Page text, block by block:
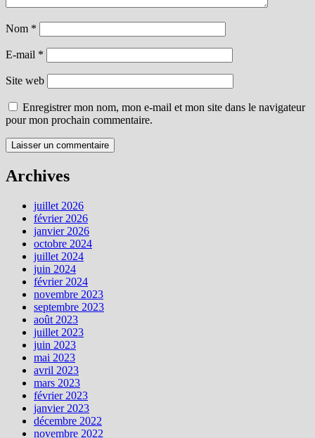
Nom *
E-mail *
Site web
Enregistrer mon nom, mon e-mail et mon site dans le navigateur
pour mon prochain commentaire.
Archives
juillet 2026
février 2026
janvier 2026
octobre 2024
juillet 2024
juin 2024
février 2024
novembre 2023
septembre 2023
août 2023
juillet 2023
juin 2023
mai 2023
avril 2023
mars 2023
février 2023
janvier 2023
décembre 2022
novembre 2022